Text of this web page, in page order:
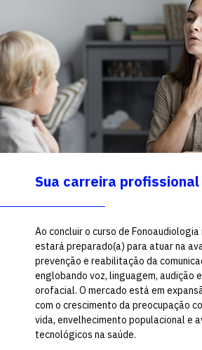
Sua carreira profissional
Ao concluir o curso de Fonoaudiologia
estará preparado(a) para atuar na
prevenção e reabilitação da
englobando voz, linguagem, audição
orofacial. O mercado está em
com o crescimento da preocupação
vida, envelhecimento populacional e
tecnológicos na saúde.